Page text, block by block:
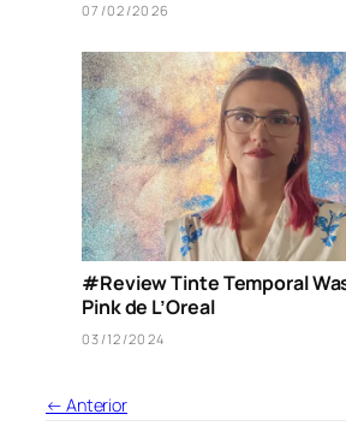
07/02/2026
#Review Tinte Temporal
Pink de L’Oreal
03/12/2024
← Anterior